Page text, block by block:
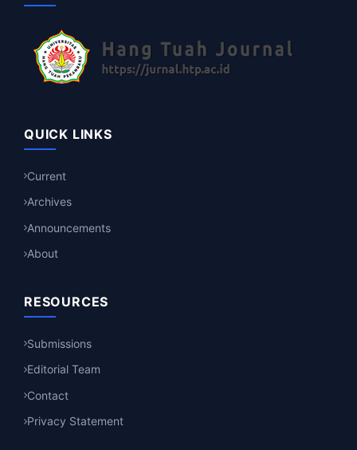
QUICK LINKS
Current
Archives
Announcements
About
RESOURCES
Submissions
Editorial Team
Contact
Privacy Statement